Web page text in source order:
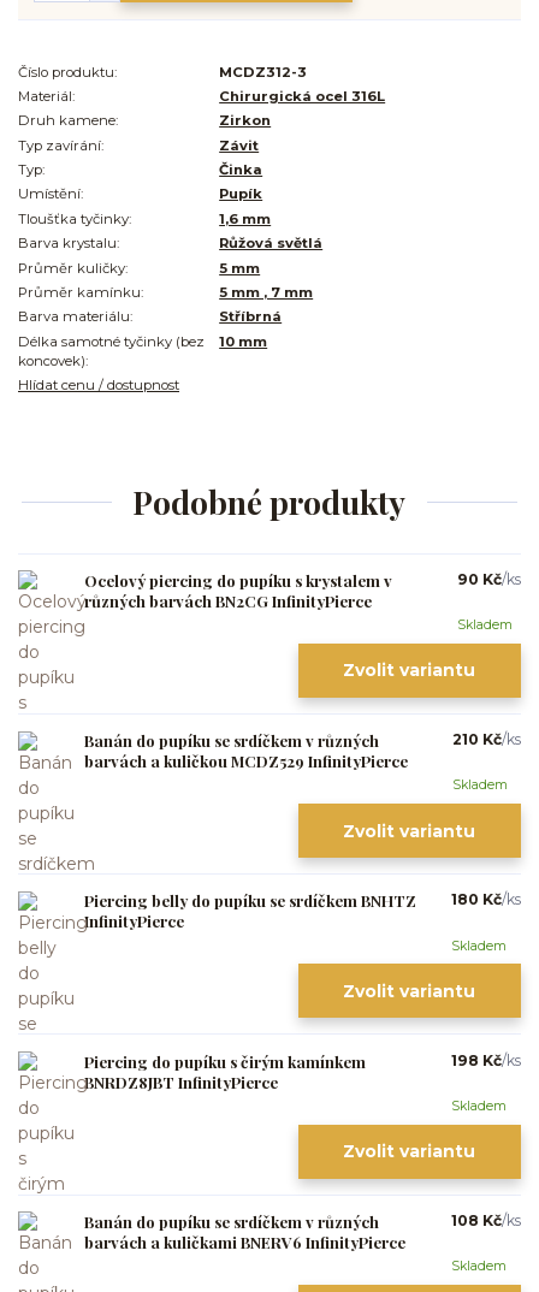
Číslo produktu:
MCDZ312-3
Materiál:
Chirurgická ocel 316L
Druh kamene:
Zirkon
Typ zavírání:
Závit
Typ:
Činka
Umístění:
Pupík
Tloušťka tyčinky:
1,6 mm
Barva krystalu:
Růžová světlá
Průměr kuličky:
5 mm
Průměr kamínku:
5 mm , 7 mm
Barva materiálu:
Stříbrná
Délka samotné tyčinky (bez
koncovek):
10 mm
Hlídat cenu / dostupnost
Podobné produkty
Ocelový piercing do pupíku s krystalem v
různých barvách BN2CG InfinityPierce
90 Kč/ks
Skladem
Zvolit variantu
Banán do pupíku se srdíčkem v různých
barvách a kuličkou MCDZ529 InfinityPierce
210 Kč/ks
Skladem
Zvolit variantu
Piercing belly do pupíku se srdíčkem BNHTZ
InfinityPierce
180 Kč/ks
Skladem
Zvolit variantu
Piercing do pupíku s čirým kamínkem
BNRDZ8JBT InfinityPierce
198 Kč/ks
Skladem
Zvolit variantu
Banán do pupíku se srdíčkem v různých
barvách a kuličkami BNERV6 InfinityPierce
108 Kč/ks
Skladem